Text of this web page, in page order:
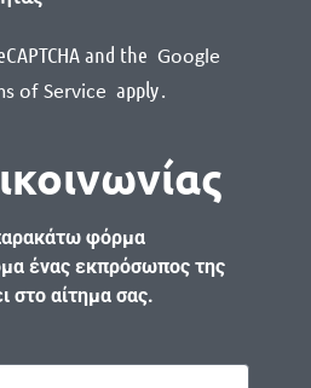
and the Google
of Service apply.
φόρμα
ένας εκπρόσωπος της
στο αίτημα σας.